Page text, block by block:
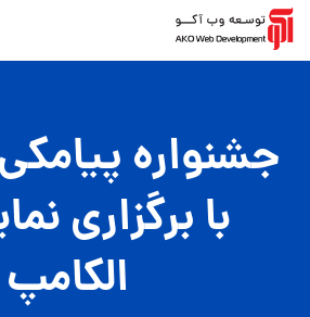
جشنواره
با برگزاری
الکامپ